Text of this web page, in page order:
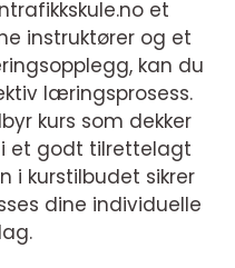
et
instruktører og et
kan du
læringsprosess.
kurs som dekker
et godt tilrettelagt
i kurstilbudet sikrer
dine individuelle